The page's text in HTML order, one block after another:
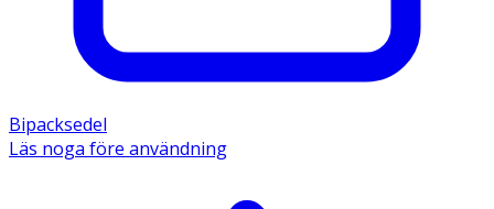
Bipacksedel
Läs noga före användning